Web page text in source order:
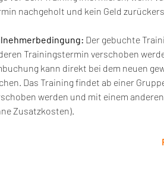
nachgeholt und kein Geld
Der gebuchte
Trainingstermin verschoben
kann direkt bei dem neuen
Das Training findet ab einer
werden und mit einem
Zusatzkosten).